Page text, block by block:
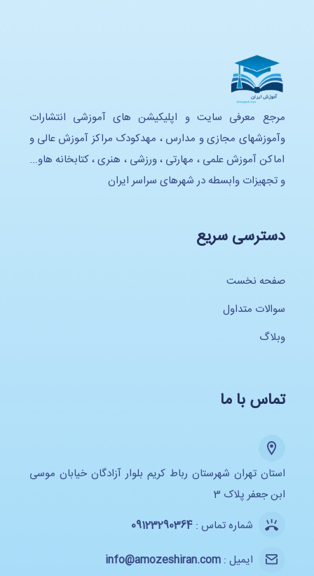
مرجع معرفی سایت و اپلیکیشن های آموزشی انتشارات
وآموزشهای مجازی و مدارس ، مهدکودک مراکز آموزش عالی و
اماکن آموزش علمی ، مهارتی ، ورزشی ، هنری ، کتابخانه هاو...
و تجهیزات وابسطه در شهرهای سراسر ایران
دسترسی سریع
صفحه نخست
سوالات متداول
وبلاگ
تماس با ما
استان تهران شهرستان رباط کریم بلوار آزادگان خیابان موسی
ابن جعفر پلاک 3
شماره تماس :09123290364
ایمیل :info@amozeshiran.com